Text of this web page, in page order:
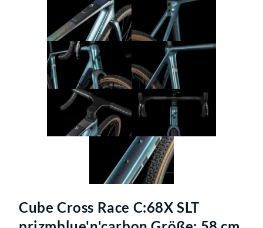
Cube Cross Race C:68X SLT